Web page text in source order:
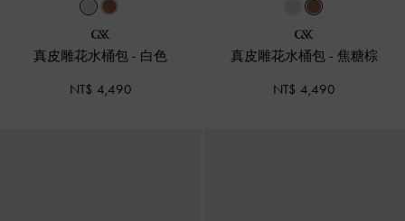
真皮雕花水桶包 - 白色
NT$ 4,490
真皮雕花水桶包 -焦糖棕
NT$ 4,490